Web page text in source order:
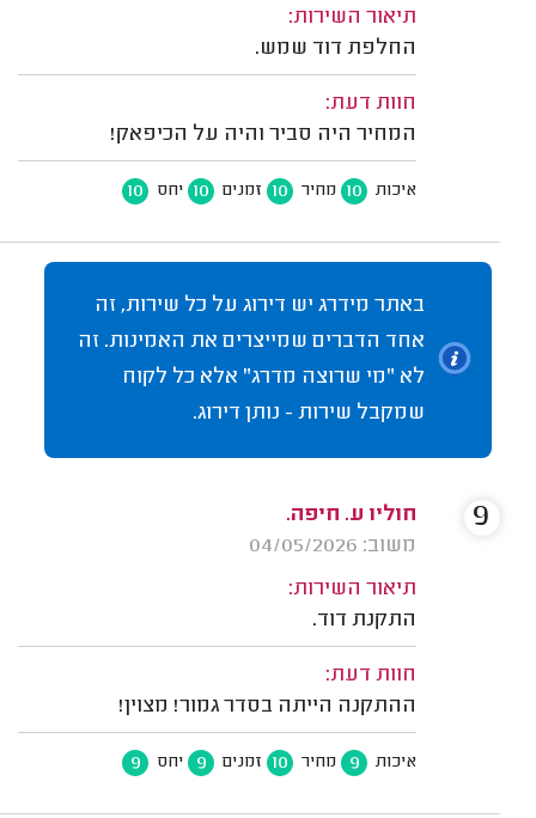
תיאור השירות:
החלפת דוד שמש.
חוות דעת:
המחיר היה סביר והיה על הכיפאק!
איכות 10 מחיר 10 זמנים 10 יחס 10
באתר מידרג יש דירוג על כל שירות, זה
אחד הדברים שמייצרים את האמינות. זה
לא "מי שרוצה מדרג" אלא כל לקוח
שמקבל שירות - נותן דירוג.
חוליו ע. חיפה.
משוב: 04/05/2026
תיאור השירות:
התקנת דוד.
חוות דעת:
ההתקנה הייתה בסדר גמור! מצוין!
איכות 9 מחיר 10 זמנים 9 יחס 9
9